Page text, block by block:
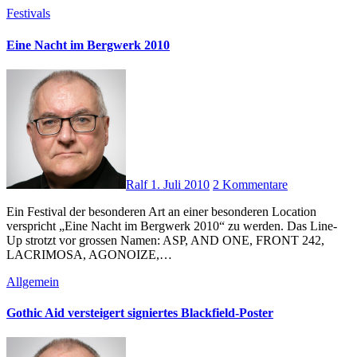
Festivals
Eine Nacht im Bergwerk 2010
Ralf 1. Juli 2010 2 Kommentare
Ein Festival der besonderen Art an einer besonderen Location
verspricht „Eine Nacht im Bergwerk 2010“ zu werden. Das Line-
Up strotzt vor grossen Namen: ASP, AND ONE, FRONT 242,
LACRIMOSA, AGONOIZE,…
Allgemein
Gothic Aid versteigert signiertes Blackfield-Poster